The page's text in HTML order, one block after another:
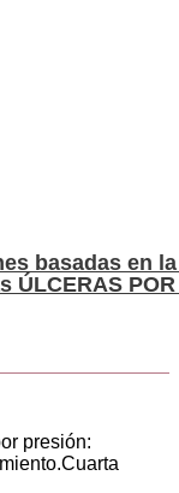
basadas en
POR
presión: